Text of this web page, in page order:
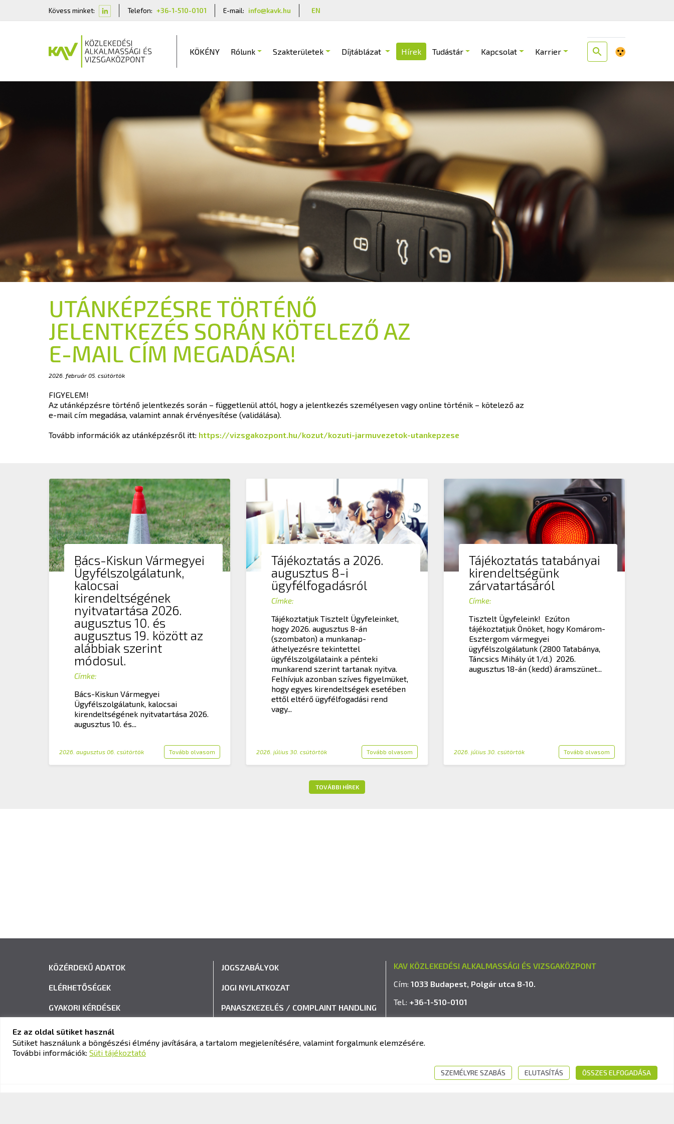
Kövess minket: Telefon: +36-1-510-0101 E-mail: info@kavk.hu EN
KÖKÉNY Rólunk Szakterületek Díjtáblázat Hírek Tudástár Kapcsolat Karrier
UTÁNKÉPZÉSRE TÖRTÉNŐ
JELENTKEZÉS SORÁN KÖTELEZŐ AZ
E-MAIL CÍM MEGADÁSA!
2026. február 05. csütörtök
FIGYELEM!
Az utánképzésre történő jelentkezés során – függetlenül attól, hogy a jelentkezés személyesen vagy online történik – kötelező az
e-mail cím megadása, valamint annak érvényesítése (validálása).
Tovább információk az utánképzésről itt: https://vizsgakozpont.hu/kozut/kozuti-jarmuvezetok-utankepzese
Bács-Kiskun Vármegyei
Ügyfélszolgálatunk,
kalocsai
kirendeltségének
nyitvatartása 2026.
augusztus 10. és
augusztus 19. között az
alábbiak szerint
módosul.
Címke:
Bács-Kiskun Vármegyei
Ügyfélszolgálatunk, kalocsai
kirendeltségének nyitvatartása 2026.
augusztus 10. és...
2026. augusztus 06. csütörtök Tovább olvasom
Tájékoztatás a 2026.
augusztus 8-i
ügyfélfogadásról
Címke:
Tájékoztatjuk Tisztelt Ügyfeleinket,
hogy 2026. augusztus 8-án
(szombaton) a munkanap-
áthelyezésre tekintettel
ügyfélszolgálataink a pénteki
munkarend szerint tartanak nyitva.
Felhívjuk azonban szíves figyelmüket,
hogy egyes kirendeltségek esetében
ettől eltérő ügyfélfogadási rend
vagy...
2026. július 30. csütörtök Tovább olvasom
Tájékoztatás tatabányai
kirendeltségünk
zárvatartásáról
Címke:
Tisztelt Ügyfeleink! Ezúton
tájékoztatjuk Önöket, hogy Komárom-
Esztergom vármegyei
ügyfélszolgálatunk (2800 Tatabánya,
Táncsics Mihály út 1/d.) 2026.
augusztus 18-án (kedd) áramszünet...
2026. július 30. csütörtök Tovább olvasom
TOVÁBBI HÍREK
KÖZÉRDEKŰ ADATOK
ELÉRHETŐSÉGEK
GYAKORI KÉRDÉSEK
ADATVÉDELEM
HÍRLEVÉL FELIRATKOZÁS
JOGSZABÁLYOK
JOGI NYILATKOZAT
PANASZKEZELÉS / COMPLAINT HANDLING
IMPRESSZUM
KAV KÖZLEKEDÉSI ALKALMASSÁGI ÉS VIZSGAKÖZPONT
Cím:1033 Budapest, Polgár utca 8-10.
Tel.: +36-1-510-0101
E-mail:info@kavk.hu
Ez az oldal sütiket használ
Sütiket használunk a böngészési élmény javítására, a tartalom megjelenítésére, valamint forgalmunk elemzésére.
További információk: Süti tájékoztató
SZEMÉLYRE SZABÁS ELUTASÍTÁS ÖSSZES ELFOGADÁSA